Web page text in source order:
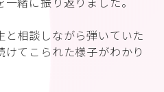
相談しながら弾いていた
てこられた様子がわかり